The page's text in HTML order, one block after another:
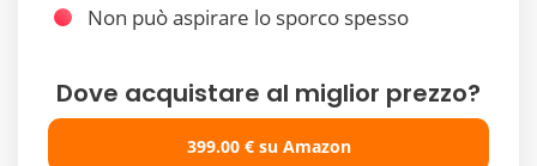
Non può aspirare lo sporco spesso
Dove acquistare al miglior prezzo?
399.00 € su Amazon